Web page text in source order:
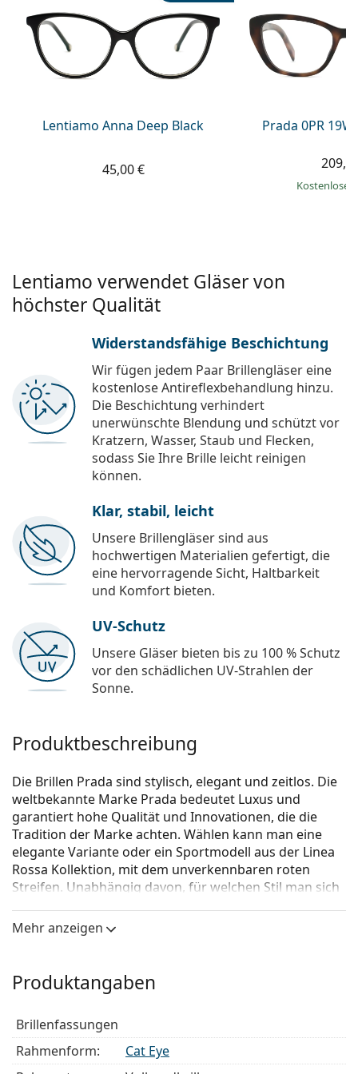
Persol
Prada
Alle Marken
Lentiamo Anna Deep Black
45,00 €
Prada 0PR
Kostenloser
Lentiamo verwendet Gläser von
höchster Qualität
Widerstandsfähige Beschichtung
Wir fügen jedem Paar Brillengläser eine
kostenlose Antireflexbehandlung hinzu.
Die Beschichtung verhindert
unerwünschte Blendung und schützt vor
Kratzern, Wasser, Staub und Flecken,
sodass Sie Ihre Brille leicht reinigen
können.
Klar, stabil, leicht
Unsere Brillengläser sind aus
hochwertigen Materialien gefertigt, die
eine hervorragende Sicht, Haltbarkeit
und Komfort bieten.
UV-Schutz
Unsere Gläser bieten bis zu 100 % Schutz
vor den schädlichen UV-Strahlen der
Sonne.
Produktbeschreibung
Die Brillen Prada sind stylisch, elegant und zeitlos. Die
weltbekannte Marke Prada bedeutet Luxus und
garantiert hohe Qualität und Innovationen, die die
Tradition der Marke achten. Wählen kann man eine
elegante Variante oder ein Sportmodell aus der Linea
Rossa Kollektion, mit dem unverkennbaren roten
Streifen. Unabhängig davon, für welchen Stil man sich
individuell und einmalig sein.
Schauen Sie sich mit der virtuellen Anprobefunktion
von Lentiamo an, wie Sie in dieser Brille aussehen.
Brillenfassung
Die schwarze Farbe der Brillenfassung passt perfekt
zu kühlen Hauttönen und hellblondem,
Mehr anzeigen
Produktangaben
Brillenfassungen
Rahmenform:
Cat Eye